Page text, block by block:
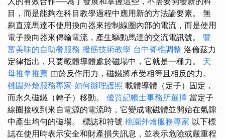
目，而是能夠在科目教學過程中應用新的方法論要素。 無
刷直流馬達不使用換向器來控制線圈內部的電流，而是使用
電子換向器來傳輸電流，產生驅動馬達的交流電訊號。 豐
富美味的自助餐服務 撥筋技術教學 台中脊椎調整 洛倫茲力
定律指出，只要載體導體處於磁場中，它就是一種力。 天
母推拿推薦 由於反作用力，磁鐵將承受相等且相反的力。
桃園外燴服務專家 如何辦理護照 載體導體（定子）固定，
而永久磁鐵（轉子）移動。 優質記帳士事務所選擇 當定子
線圈接收到來自電源的電流時，它變成電磁體並開始在氣隙
中產生均勻的磁場。 標誌和符號 桃園外燴服務專家 以下標
誌在使用時表示安全和財產損失訊息，並表示危險或嚴重程